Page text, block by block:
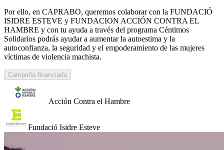
Por ello, en CAPRABO, queremos colaborar con la FUNDACIÓ
ISIDRE ESTEVE y FUNDACION ACCIÓN CONTRA EL
HAMBRE y con tu ayuda a través del programa Céntimos
Solidarios podrás ayudar a aumentar la autoestima y la
autoconfianza, la seguridad y el empoderamiento de las mujeres
víctimas de violencia machista.
Campaña financiada
Acción Contra el Hambre
Fundació Isidre Esteve